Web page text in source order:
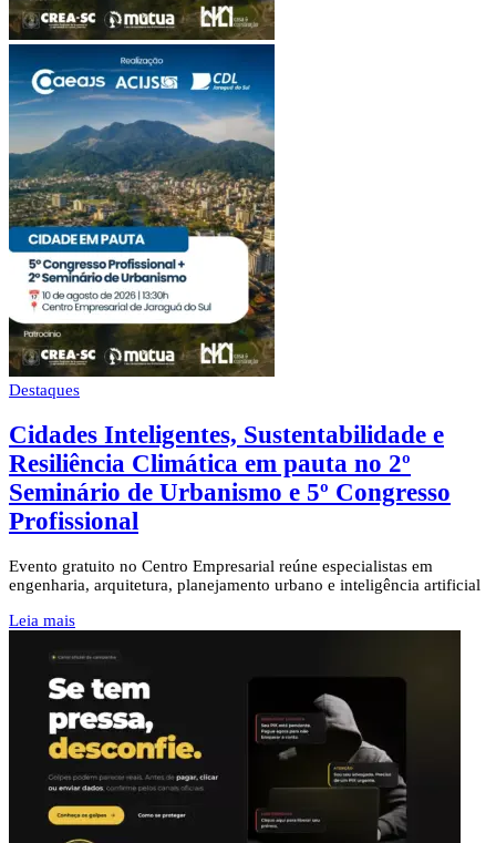
Destaques
Cidades Inteligentes, Sustentabilidade e
Resiliência Climática em pauta no 2º
Seminário de Urbanismo e 5º Congresso
Profissional
Evento gratuito no Centro Empresarial reúne especialistas em
engenharia, arquitetura, planejamento urbano e inteligência artificial
Leia mais